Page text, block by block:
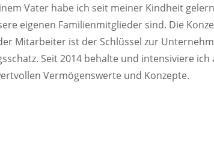
Vater habe ich seit meiner Kindheit
eigenen Familienmitglieder sind. Die
Mitarbeiter ist der Schlüssel zur
Seit 2014 behalte und intensiviere ich
Vermögenswerte und Konzepte.